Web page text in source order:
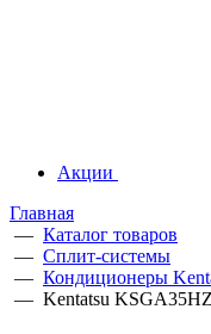
Акции
Главная
— Каталог товаров
— Сплит-системы
— Кондиционеры
— Kentatsu